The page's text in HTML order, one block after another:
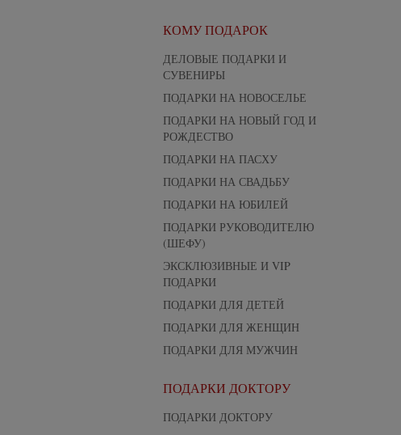
КОМУ ПОДАРОК
ДЕЛОВЫЕ ПОДАРКИ И
СУВЕНИРЫ
ПОДАРКИ НА НОВОСЕЛЬЕ
ПОДАРКИ НА НОВЫЙ ГОД И
РОЖДЕСТВО
ПОДАРКИ НА ПАСХУ
ПОДАРКИ НА СВАДЬБУ
ПОДАРКИ НА ЮБИЛЕЙ
ПОДАРКИ РУКОВОДИТЕЛЮ
(ШЕФУ)
ЭКСКЛЮЗИВНЫЕ И VIP
ПОДАРКИ
ПОДАРКИ ДЛЯ ДЕТЕЙ
ПОДАРКИ ДЛЯ ЖЕНЩИН
ПОДАРКИ ДЛЯ МУЖЧИН
ПОДАРКИ ДОКТОРУ
ПОДАРКИ ДОКТОРУ